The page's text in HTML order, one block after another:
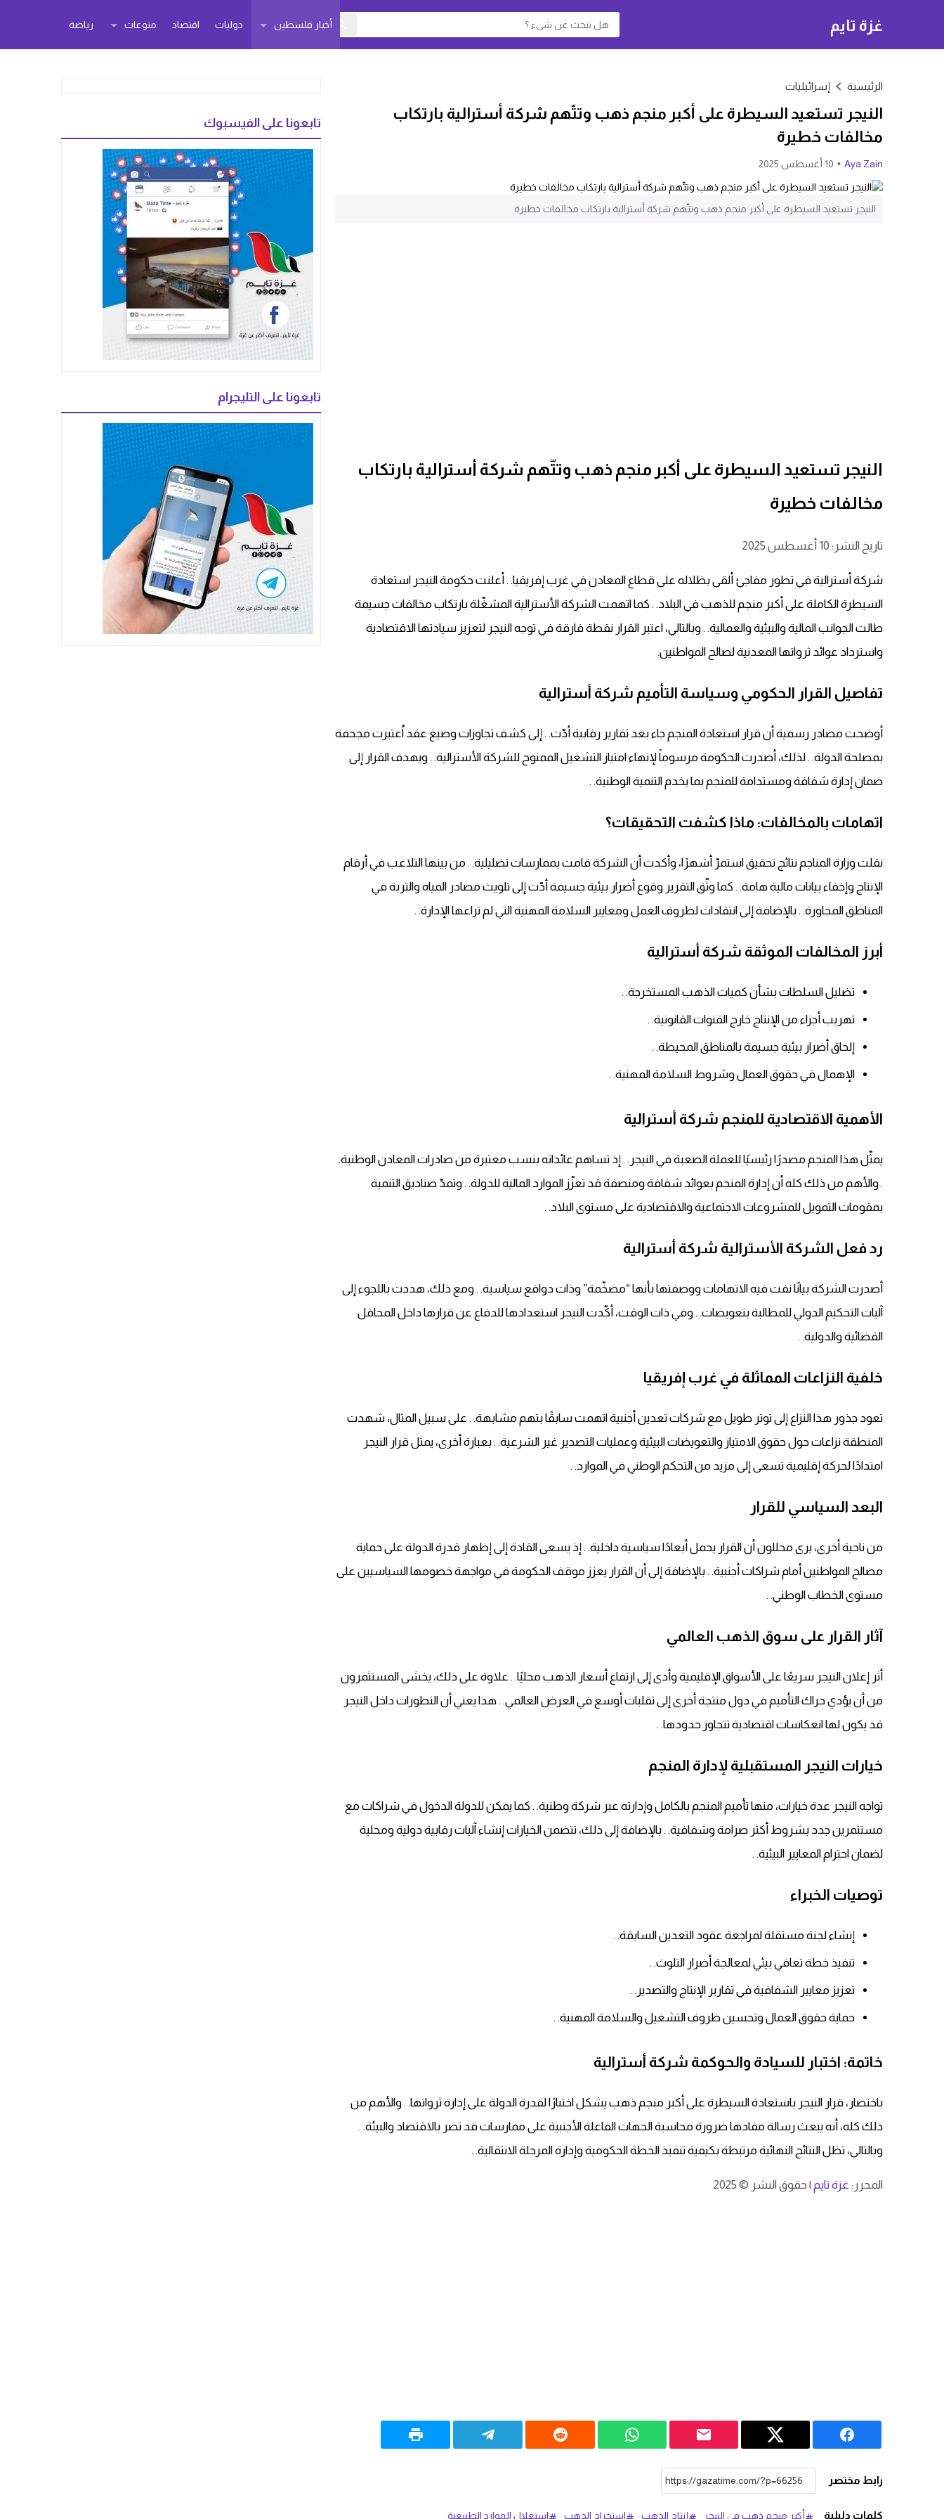
غزة تايم أخبار فلسطين دوليات اقتصاد منوعات رياضة
الرئيسية إسرائيليات
النيجر تستعيد السيطرة على أكبر منجم ذهب وتتّهم شركة أسترالية بارتكاب
مخالفات خطيرة
Aya Zain 10 أغسطس 2025
النيجر تستعيد السيطرة على أكبر منجم ذهب وتتّهم شركة أسترالية بارتكاب مخالفات خطيرة
النيجر تستعيد السيطرة على أكبر منجم ذهب وتتّهم شركة أسترالية بارتكاب
مخالفات خطيرة
تاريخ النشر: 10 أغسطس 2025
شركة أسترالية في تطور مفاجئ ألقى بظلاله على قطاع المعادن في غرب إفريقيا. . أعلنت حكومة النيجر استعادة
السيطرة الكاملة على أكبر منجم للذهب في البلاد. . كما اتهمت الشركة الأسترالية المشغّلة بارتكاب مخالفات جسيمة
طالت الجوانب المالية والبيئية والعمالية. . وبالتالي، اعتبر القرار نقطة فارقة في توجه النيجر لتعزيز سيادتها الاقتصادية
واسترداد عوائد ثرواتها المعدنية لصالح المواطنين.
تفاصيل القرار الحكومي وسياسة التأميم شركة أسترالية
أوضحت مصادر رسمية أن قرار استعادة المنجم جاء بعد تقارير رقابية أدّت. . إلى كشف تجاوزات وصيغ عقد اُعتبرت مجحفة
بمصلحة الدولة. . لذلك، أصدرت الحكومة مرسوماً لإنهاء امتياز التشغيل الممنوح للشركة الأسترالية. . ويهدف القرار إلى
ضمان إدارة شفافة ومستدامة للمنجم بما يخدم التنمية الوطنية. .
اتهامات بالمخالفات: ماذا كشفت التحقيقات؟
نقلت وزارة المناجم نتائج تحقيق استمرّ أشهرًا، وأكدت أن الشركة قامت بممارسات تضليلية. . من بينها التلاعب في أرقام
الإنتاج وإخفاء بيانات مالية هامة. . كما وثّق التقرير وقوع أضرار بيئية جسيمة أدّت إلى تلويث مصادر المياه والتربة في
المناطق المجاورة. . بالإضافة إلى انتقادات لظروف العمل ومعايير السلامة المهنية التي لم تراعها الإدارة. .
أبرز المخالفات الموثقة شركة أسترالية
تضليل السلطات بشأن كميات الذهب المستخرجة. .
تهريب أجزاء من الإنتاج خارج القنوات القانونية. .
إلحاق أضرار بيئية جسيمة بالمناطق المحيطة. .
الإهمال في حقوق العمال وشروط السلامة المهنية. .
الأهمية الاقتصادية للمنجم شركة أسترالية
يمثّل هذا المنجم مصدرًا رئيسيًا للعملة الصعبة في النيجر. . إذ تساهم عائداته بنسب معتبرة من صادرات المعادن الوطنية.
. والأهم من ذلك كله أن إدارة المنجم بعوائد شفافة ومنصفة قد تعزّز الموارد المالية للدولة. . وتمدّ صناديق التنمية
بمقومات التمويل للمشروعات الاجتماعية والاقتصادية على مستوى البلاد. .
رد فعل الشركة الأسترالية شركة أسترالية
أصدرت الشركة بيانًا نفت فيه الاتهامات ووصفتها بأنها “مضخّمة” وذات دوافع سياسية. . ومع ذلك، هددت باللجوء إلى
آليات التحكيم الدولي للمطالبة بتعويضات. . وفي ذات الوقت، أكّدت النيجر استعدادها للدفاع عن قرارها داخل المحافل
القضائية والدولية. .
خلفية النزاعات المماثلة في غرب إفريقيا
تعود جذور هذا النزاع إلى توتر طويل مع شركات تعدين أجنبية اتهمت سابقًا بتهم مشابهة. . على سبيل المثال، شهدت
المنطقة نزاعات حول حقوق الامتياز والتعويضات البيئية وعمليات التصدير غير الشرعية. . بعبارة أخرى، يمثل قرار النيجر
امتدادًا لحركة إقليمية تسعى إلى مزيد من التحكم الوطني في الموارد. .
البعد السياسي للقرار
من ناحية أخرى، يرى محللون أن القرار يحمل أبعادًا سياسية داخلية. . إذ يسعى القادة إلى إظهار قدرة الدولة على حماية
مصالح المواطنين أمام شراكات أجنبية. . بالإضافة إلى أن القرار يعزز موقف الحكومة في مواجهة خصومها السياسيين على
مستوى الخطاب الوطني. .
آثار القرار على سوق الذهب العالمي
أثر إعلان النيجر سريعًا على الأسواق الإقليمية وأدى إلى ارتفاع أسعار الذهب محليًا. . علاوة على ذلك، يخشى المستثمرون
من أن يؤدي حراك التأميم في دول منتجة أخرى إلى تقلبات أوسع في العرض العالمي. . هذا يعني أن التطورات داخل النيجر
قد يكون لها انعكاسات اقتصادية تتجاوز حدودها. .
خيارات النيجر المستقبلية لإدارة المنجم
تواجه النيجر عدة خيارات، منها تأميم المنجم بالكامل وإدارته عبر شركة وطنية. . كما يمكن للدولة الدخول في شراكات مع
مستثمرين جدد بشروط أكثر صرامة وشفافية. . بالإضافة إلى ذلك، تتضمن الخيارات إنشاء آليات رقابية دولية ومحلية
لضمان احترام المعايير البيئية. .
توصيات الخبراء
إنشاء لجنة مستقلة لمراجعة عقود التعدين السابقة. .
تنفيذ خطة تعافي بيئي لمعالجة أضرار التلوث. .
تعزيز معايير الشفافية في تقارير الإنتاج والتصدير. .
حماية حقوق العمال وتحسين ظروف التشغيل والسلامة المهنية. .
خاتمة: اختبار للسيادة والحوكمة شركة أسترالية
باختصار، قرار النيجر باستعادة السيطرة على أكبر منجم ذهب يشكل اختبارًا لقدرة الدولة على إدارة ثرواتها. . والأهم من
ذلك كله، أنه يبعث رسالة مفادها ضرورة محاسبة الجهات الفاعلة الأجنبية على ممارسات قد تضر بالاقتصاد والبيئة. .
وبالتالي، تظل النتائج النهائية مرتبطة بكيفية تنفيذ الخطة الحكومية وإدارة المرحلة الانتقالية. .
المحرر: غزة تايم | حقوق النشر © 2025
رابط مختصر
كلمات دليلية أكبر منجم ذهب في النيجر إنتاج الذهب استخراج الذهب استغلال الموارد الطبيعية
تابعونا على الفيسبوك
تابعونا على التليجرام